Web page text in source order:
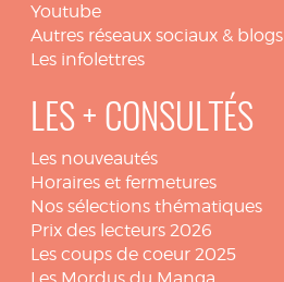
Youtube
Autres réseaux sociaux & blogs
Les infolettres
LES + CONSULTÉS
Les nouveautés
Horaires et fermetures
Nos sélections thématiques
Prix des lecteurs 2026
Les coups de coeur 2025